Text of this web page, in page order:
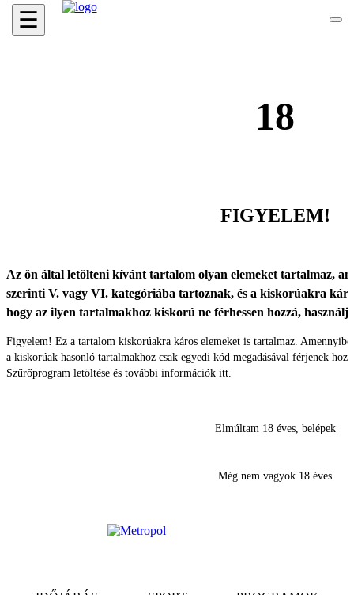
☰
18
FIGYELEM!
Az ön által letölteni kívánt tartalom olyan elemeket tartalmaz,
szerinti V. vagy VI. kategóriába tartoznak, és a kiskorúakra
hogy az ilyen tartalmakhoz kiskorú ne férhessen hozzá,
Figyelem! Ez a tartalom kiskorúakra káros elemeket is tartalmaz.
a kiskorúak hasonló tartalmakhoz csak egyedi kód megadásával férjenek
Szűrőprogram letöltése és további információk itt.
Elmúltam 18 éves, belépek
Még nem vagyok 18 éves